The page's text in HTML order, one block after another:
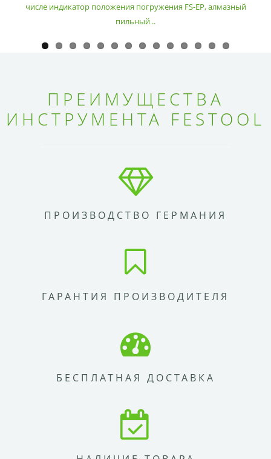
числе индикатор положения погружения FS-EP, алмазный
пильный ..
ПРЕИМУЩЕСТВА
ИНСТРУМЕНТА FESTOOL
ПРОИЗВОДСТВО ГЕРМАНИЯ
ГАРАНТИЯ ПРОИЗВОДИТЕЛЯ
БЕСПЛАТНАЯ ДОСТАВКА